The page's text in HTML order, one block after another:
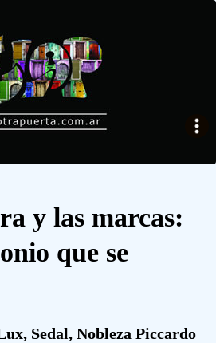
y las marcas:
que se
Sedal, Nobleza Piccardo